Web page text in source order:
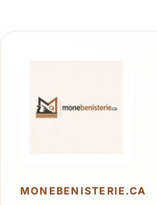
MONEBENISTERIE.CA